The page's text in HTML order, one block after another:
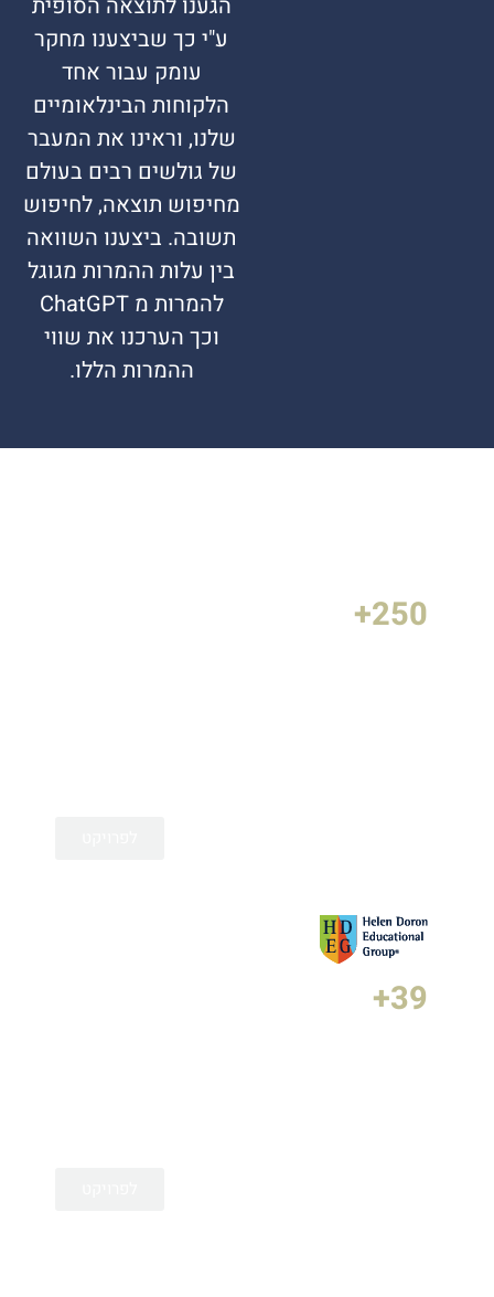
הגענו לתוצאה הסופית
ע"י כך שביצענו מחקר
עומק עבור אחד
הלקוחות הבינלאומיים
שלנו, וראינו את המעבר
של גולשים רבים בעולם
מחיפוש תוצאה, לחיפוש
תשובה. ביצענו השוואה
בין עלות ההמרות מגוגל
להמרות מ ChatGPT
וכך הערכנו את שווי
ההמרות הללו.
250+
39+